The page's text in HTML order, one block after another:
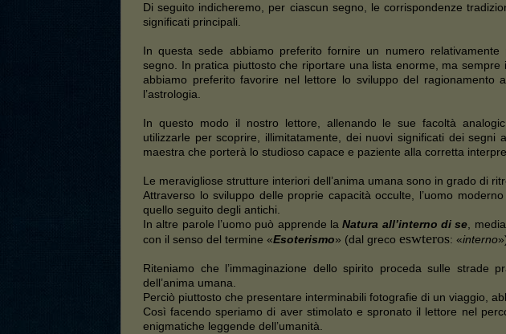
Di seguito indicheremo, per ciascun segno, le corrispondenze
significati principali.
In questa sede abbiamo preferito fornire un numero
segno. In pratica piuttosto che riportare una lista enorme, ma sempre
abbiamo preferito favorire nel lettore lo sviluppo del ragionamento
l’astrologia.
In questo modo il nostro lettore, allenando le sue facoltà
utilizzarle per scoprire, illimitatamente, dei nuovi significati dei segni
maestra che porterà lo studioso capace e paziente alla corretta
Le meravigliose strutture interiori dell’anima umana sono in grado di
Attraverso lo sviluppo delle proprie capacità occulte, l’uomo
quello seguito degli antichi.
In altre parole l’uomo può apprende laNatura all’interno di se,
con il senso del termine «Esoterismo» (dal greco eswteros: «interno
Riteniamo che l’immaginazione dello spirito proceda sulle strade
dell’anima umana.
Perciò piuttosto che presentare interminabili fotografie di un viaggio,
Così facendo speriamo di aver stimolato e spronato il lettore nel
enigmatiche leggende dell’umanità.